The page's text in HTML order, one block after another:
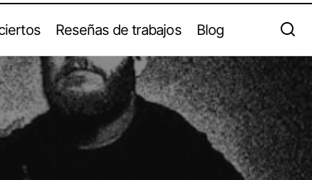
Reseñas de trabajos Blog
The
SWR Barroselas Metalfest anuncia 26ª
Edición con Revenge, Exhumed y
Bulldozer